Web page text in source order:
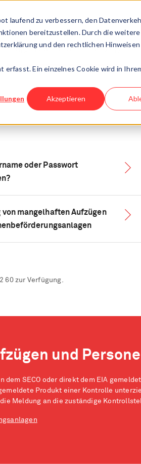
laufend zu verbessern, den
bereitzustellen. Durch die
und den rechtlichen Hinweisen
Ein einzelnes Cookie wird in
Akzeptieren
Eidg. Inspektorat für Aufzüge
Aufzüge melden
oder Passwort
von mangelhaften Aufzügen
60 zur Verfügung.
und
SECO oder direkt dem EIA
Produkt einer Kontrolle
Meldung an die zuständige